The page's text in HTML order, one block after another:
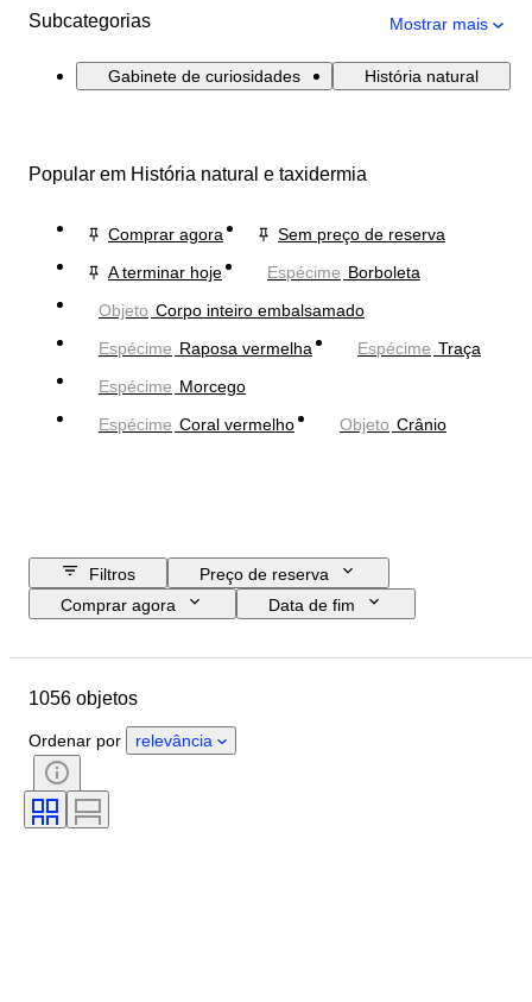
Subcategorias Mostrar mais
Gabinete de curiosidades História natural
Popular em História natural e taxidermia
Comprar agora
Sem preço de reserva
A terminar hoje
Espécime Borboleta
Objeto Corpo inteiro embalsamado
Espécime Raposa vermelha Espécime Traça
Espécime Morcego
Espécime Coral vermelho Objeto Crânio
Filtros
Preço de reserva
Comprar agora
Data de fim
Objeto
Género
Período
Pedra
Llei
Assinatura
1056 objetos
Ordenar por relevância